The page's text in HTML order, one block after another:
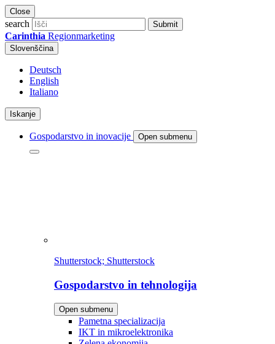
Close
search Submit
Carinthia Regionmarketing
Slovenščina
Deutsch
English
Italiano
Iskanje
Gospodarstvo in inovacije Open submenu
Shutterstock; Shutterstock
Gospodarstvo in tehnologija
Open submenu
Pametna specializacija
IKT in mikroelektronika